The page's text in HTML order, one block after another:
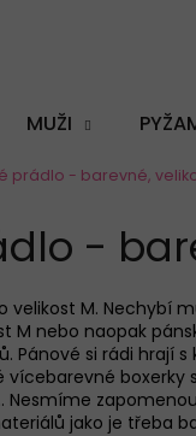
MUŽI
prádlo - barevné,
-
velikost M. Nechybí
M nebo naopak
Pánové si rádi hrají s
vícebarevné boxerky
. Nesmíme
jako je třeba